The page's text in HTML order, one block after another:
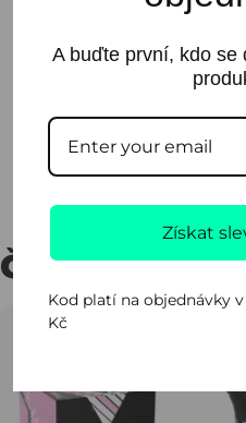
Hadice
Sdílet
ČASTO
A buďte první, kdo se
Získat
Kod platí na objednávky
Kč